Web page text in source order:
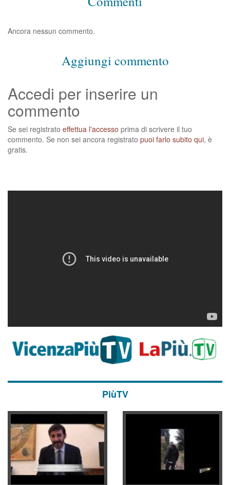
Ancora nessun commento.
Aggiungi commento
Accedi per inserire un
commento
Se sei registrato effettua l'accesso prima di scrivere il tuo
commento. Se non sei ancora registrato puoi farlo subito qui, è
gratis.
PiùTV